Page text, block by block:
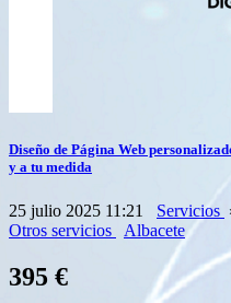
Diseño de Página Web
y a tu medida
25 julio 2025 11:21 Servicios
Otros servicios
Albacete
395 €